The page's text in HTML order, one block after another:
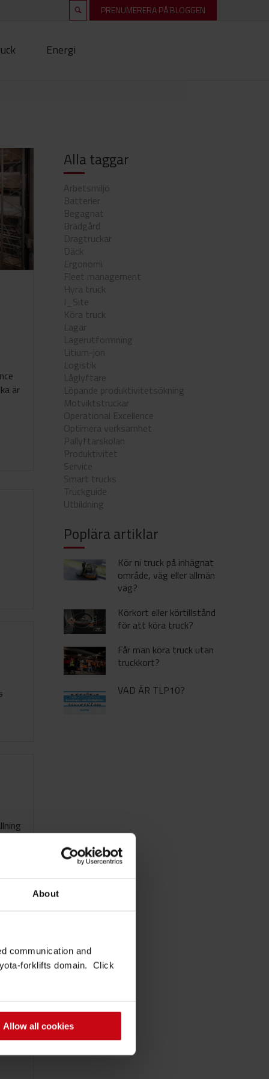
About
communication and
forklifts domain. Click
Allow all cookies
PRENUMERERA PÅ BLOGGEN
Energi
är
Alla taggar
Arbetsmiljö
Batterier
Begagnat
Brädgård
Dragtruckar
Däck
Ergonomi
Fleet management
Hyra truck
I_Site
Köra truck
Lagar
Lagerutformning
Litium-jon
Logistik
Låglyftare
Löpande produktivitetsökning
Motviktstruckar
Operational Excellence
Optimera verksamhet
Pallyftarskolan
Produktivitet
Service
Smart trucks
Truckguide
Utbildning
Poplära artiklar
Kör ni truck på inhägnat
område, väg eller allmän
väg?
Körkort eller körtillstånd
för att köra truck?
Får man köra truck utan
truckkort?
VAD ÄR TLP10?